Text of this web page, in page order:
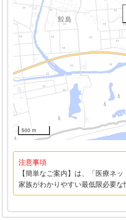
500 m
注意事項
【簡単なご案内】は、「医療ネ
家族がわかりやすい最低限必要